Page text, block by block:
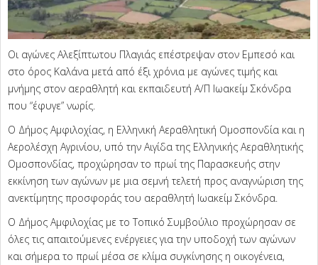
Οι αγώνες Αλεξίπτωτου Πλαγιάς επέστρεψαν στον Εμπεσό και
στο όρος Καλάνα μετά από έξι χρόνια με αγώνες τιμής και
μνήμης στον αεραθλητή και εκπαιδευτή Α/Π Ιωακείμ Σκόνδρα
που “έφυγε” νωρίς.
Ο Δήμος Αμφιλοχίας, η Ελληνική Αεραθλητική Ομοσπονδία και η
Αερολέσχη Αγρινίου, υπό την Αιγίδα της Ελληνικής Αεραθλητικής
Ομοσπονδίας, προχώρησαν το πρωί της Παρασκευής στην
εκκίνηση των αγώνων με μια σεμνή τελετή προς αναγνώριση της
ανεκτίμητης προσφοράς του αεραθλητή Ιωακείμ Σκόνδρα.
Ο Δήμος Αμφιλοχίας με το Τοπικό Συμβούλιο προχώρησαν σε
όλες τις απαιτούμενες ενέργειες για την υποδοχή των αγώνων
και σήμερα το πρωί μέσα σε κλίμα συγκίνησης η οικογένεια,